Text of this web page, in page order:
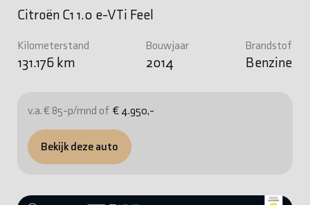
Citroën C1 1.0 e-VTi Feel
Kilometerstand
131.176 km
Bouwjaar
2014
Brandstof
Benzine
v.a. € 85-p/mnd of € 4.950,-
Bekijk deze auto